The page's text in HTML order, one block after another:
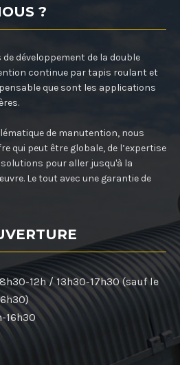
?
de développement de la double
continue par tapis roulant et
que sont les applications
de manutention, nous
qui peut être globale, de l’expertise
pour aller jusqu'à la
Le tout avec une garantie de
8h30-12h / 13h30-17h30 (sauf le
16h30